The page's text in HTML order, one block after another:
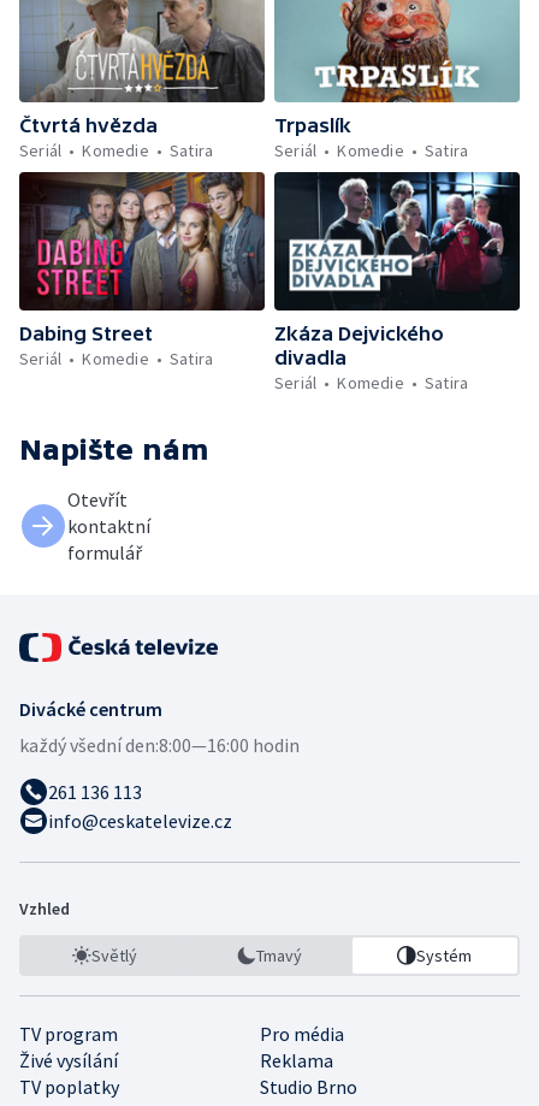
Čtvrtá hvězda
Seriál
Komedie Satira
Trpaslík
Seriál
Komedie Satira
Dabing Street
Seriál
Komedie Satira
Zkáza Dejvického
divadla
Seriál
Komedie Satira
Napište nám
Otevřít
kontaktní
formulář
Divácké centrum
každý všední den:8:00—16:00 hodin
261 136 113
info@ceskatelevize.cz
Vzhled
Světlý Tmavý Systém
TV program
Pro média
Živé vysílání
Reklama
TV poplatky
Studio Brno